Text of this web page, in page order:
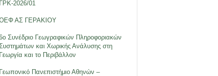
ΓΡΚ-2026/01
ΑΣ ΓΕΡΑΚΙΟΥ
Συνέδριο Γεωγραφικών Πληροφοριακών
και Χωρικής Ανάλυσης στη
Γεωργία και το Περιβάλλον
Γεωπονικό Πανεπιστήμιο Αθηνών –